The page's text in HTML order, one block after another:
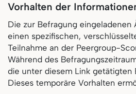
Vorhalten der
Die zur Befragung eingeladenen
einen spezifischen,
Teilnahme an der Peergroup-
Während des
die unter diesem Link getätigten
Dieses temporäre Vorhalten